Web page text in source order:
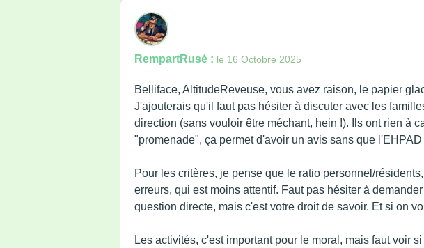
RempartRusé : le 16 Octobre 2025
Belliface, AltitudeReveuse, vous avez raison, le papier
J'ajouterais qu'il faut pas hésiter à discuter avec les
direction (sans vouloir être méchant, hein !). Ils ont rien à
"promenade", ça permet d'avoir un avis sans que
Pour les critères, je pense que le ratio personnel/
erreurs, qui est moins attentif. Faut pas hésiter à
question directe, mais c'est votre droit de savoir. Et si on
Les activités, c'est important pour le moral, mais faut voir